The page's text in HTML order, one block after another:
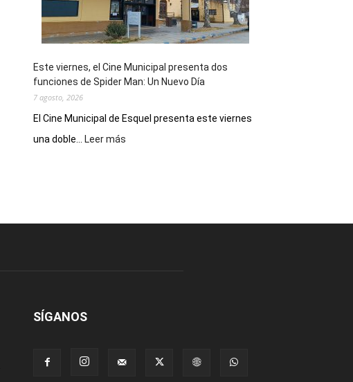
de
reuniones
y
deportivos
Este viernes, el Cine Municipal presenta dos
funciones de Spider Man: Un Nuevo Día
7 agosto, 2026
El Cine Municipal de Esquel presenta este viernes
una doble...
Leer más
presenta
SÍGANOS